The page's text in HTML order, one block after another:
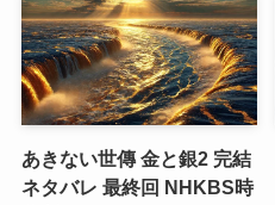
あきない世傳 金と銀2 完結
ネタバレ 最終回 NHKBS時